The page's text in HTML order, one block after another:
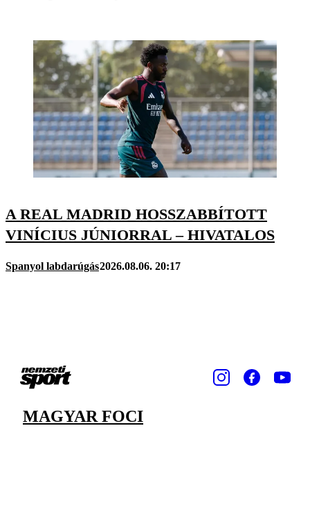
A REAL MADRID HOSSZABBÍTOTT
VINÍCIUS JÚNIORRAL – HIVATALOS
Spanyol labdarúgás2026.08.06. 20:17
MAGYAR FOCI